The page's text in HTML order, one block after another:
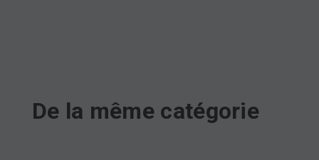
De la même catégorie